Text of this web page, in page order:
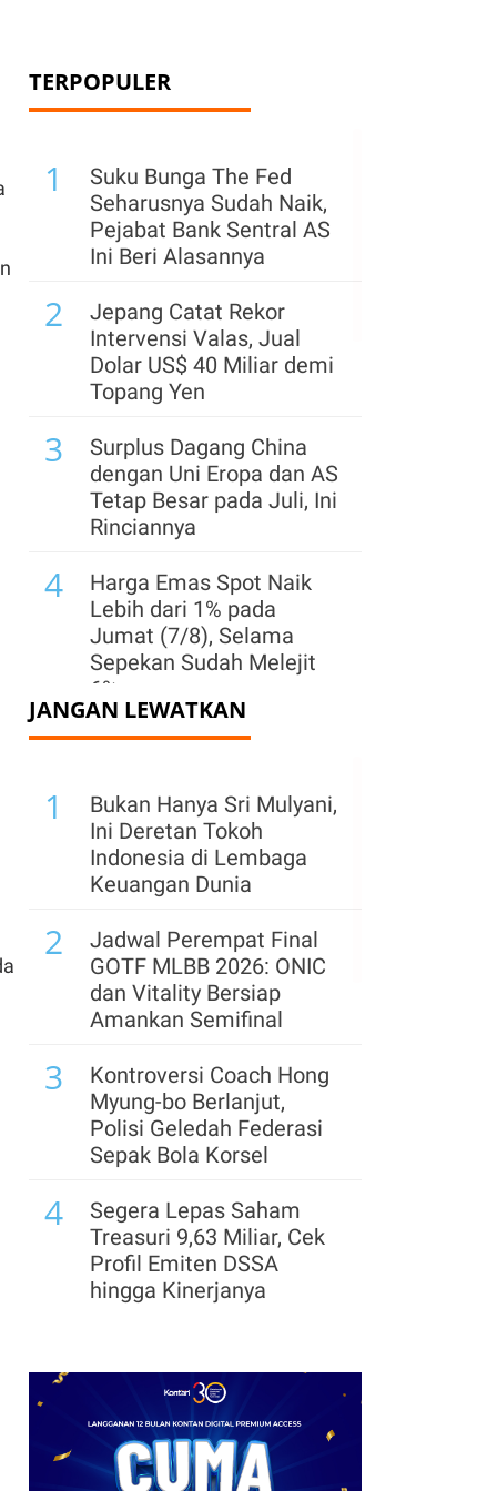
TERPOPULER
1
Suku Bunga The Fed
Seharusnya Sudah Naik,
Pejabat Bank Sentral AS
Ini Beri Alasannya
2
Jepang Catat Rekor
Intervensi Valas, Jual
Dolar US$ 40 Miliar demi
Topang Yen
3
Surplus Dagang China
dengan Uni Eropa dan AS
Tetap Besar pada Juli, Ini
Rinciannya
4
Harga Emas Spot Naik
Lebih dari 1% pada
Jumat (7/8), Selama
Sepekan Sudah Melejit
6%
5
Cadangan Emas China
Sejak Oktober 2023,
Capai 76,08 Juta Ons
Aturan Baru India
Guncang Bisnis
Minuman Energi,
Termasuk PepsiCo dan
Red Bull
(7/8), Bersiap Catat
Kenaikan Mingguan
Terbesar Sejak 2026
Pertahankan Jembatan
Strategis, Antisipasi
Potensi Serangan China
Ekspor Logam Tanah
Level Terendah Empat
Bulan pada Juli
10
Belanja Rumah Tangga
Jepang Turun Tak
JANGAN LEWATKAN
1
Bukan Hanya Sri Mulyani,
Ini Deretan Tokoh
Indonesia di Lembaga
Keuangan Dunia
2
Jadwal Perempat Final
GOTF MLBB 2026: ONIC
dan Vitality Bersiap
Amankan Semifinal
3
Kontroversi Coach Hong
Myung-bo Berlanjut,
Polisi Geledah Federasi
Sepak Bola Korsel
4
Segera Lepas Saham
Treasuri 9,63 Miliar, Cek
Profil Emiten DSSA
hingga Kinerjanya
Kerja Sama dengan
Emirates hingga 2033, Ini
Detail Kemitraannya
Cek Kode Redeem EA FC